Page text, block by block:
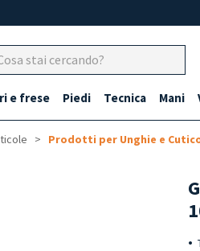
e frese Piedi Tecnica Mani
Prodotti per Unghie e